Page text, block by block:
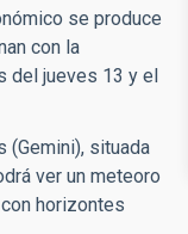
se produce
con la
del jueves 13 y el
(Gemini), situada
ver un meteoro
horizontes